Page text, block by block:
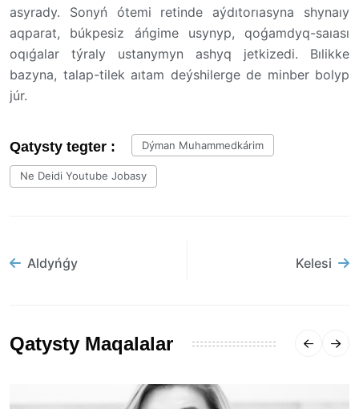
asyrady. Sonyń ótemi retinde aýdıtorıasyna shynaıy
aqparat, búkpesiz áńgime usynyp, qoǵamdyq-saıası
oqıǵalar týraly ustanymyn ashyq jetkizedi. Bılikke
bazyna, talap-tilek aıtam deýshilerge de minber bolyp
júr.
Qatysty tegter : Dýman Muhammedkárim
Ne Deidi Youtube Jobasy
Aldyńǵy Kelesi
Qatysty Maqalalar